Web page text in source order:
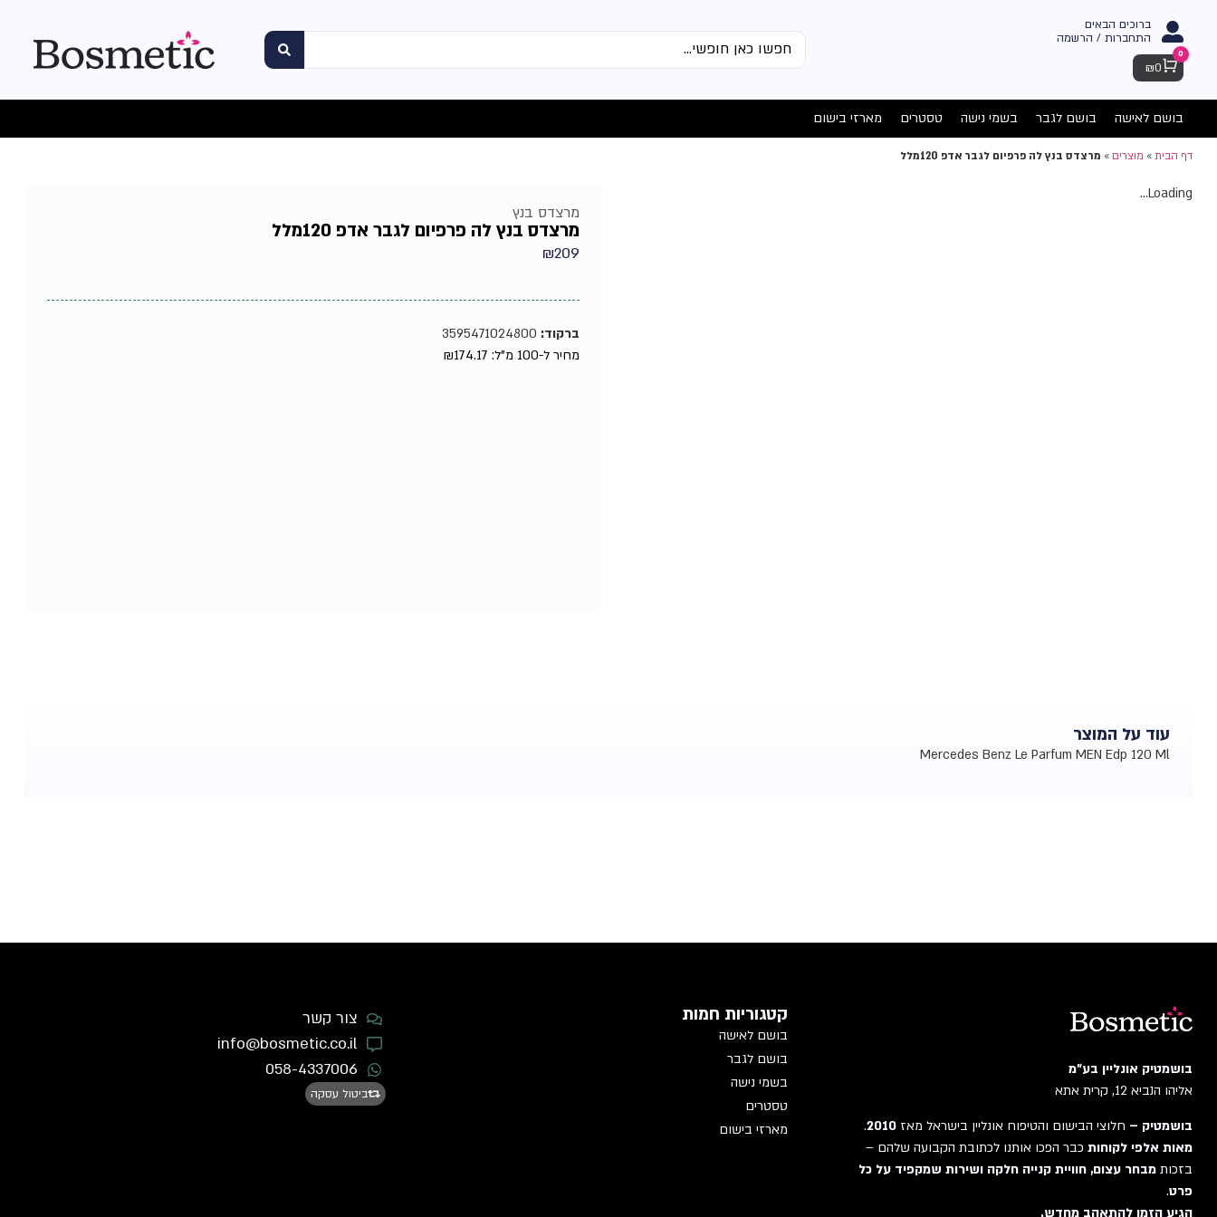
ברוכים הבאים
התחברות / הרשמה
Cart
0
₪0
בושם לאישה בושם לגבר בשמי נישה טסטרים מארזי בישום
דף הבית» מוצרים» מרצדס בנץ לה פרפיום לגבר אדפ 120מלל
Loading...
מרצדס בנץ
מרצדס בנץ לה פרפיום לגבר אדפ 120מלל
₪209
ברקוד:
מחיר ל-100 מ"ל:
₪174.17
עוד על המוצר
Mercedes Benz Le Parfum MEN Edp 120 Ml
בושמטיק אונליין בע"מ
אליהו הנביא 12, קרית אתא
בושמטיק – חלוצי הבישום והטיפוח אונליין בישראל מאז 2010
.
מאות אלפי לקוחות כבר הפכו אותנו לכתובת הקבועה שלהם –
בזכות מבחר עצום, חוויית קנייה חלקה ושירות שמקפיד על כל
פרט.
הגיע הזמן להתאהב מחדש.
קטגוריות חמות
בושם לאישה
בושם לגבר
בשמי נישה
טסטרים
מארזי בישום
צור קשר
info@bosmetic.co.il
058-4337006
ביטול עסקה